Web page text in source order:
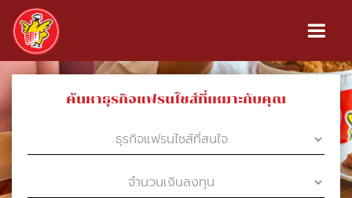
ค้นหาธุรกิจแฟรนไชส์ที่เหมาะกับคุณ